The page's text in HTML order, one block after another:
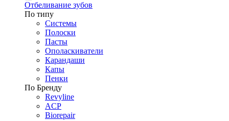
Отбеливание зубов
По типу
Системы
Полоски
Пасты
Ополаскиватели
Карандаши
Капы
Пенки
По Бренду
Revyline
ACP
Biorepair